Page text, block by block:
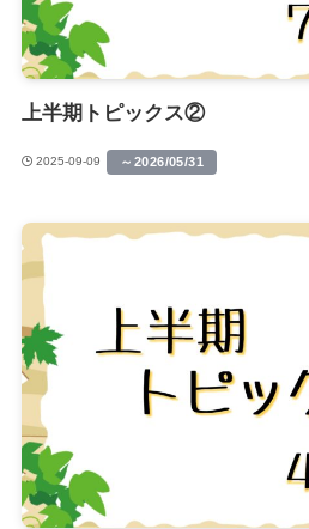
上半期トピックス②
2025-09-09 ～2026/05/31